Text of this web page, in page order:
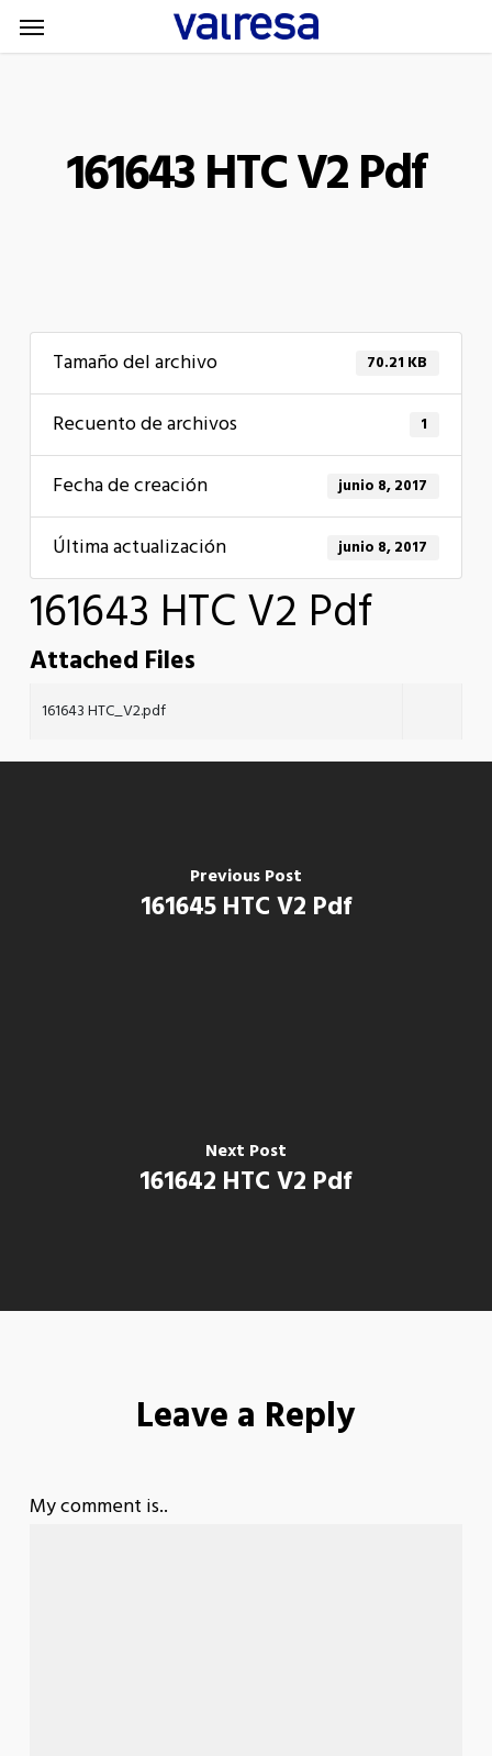
Skip
to
Menu
161643 HTC V2 Pdf
Tamaño del archivo 70.21 KB
Recuento de archivos 1
Fecha de creación junio 8, 2017
Última actualización junio 8, 2017
161643 HTC V2 Pdf
Attached Files
161643 HTC_V2.pdf
Previous Post
161645 HTC V2 Pdf
Next Post
161642 HTC V2 Pdf
Leave a Reply
My comment is..
Menu